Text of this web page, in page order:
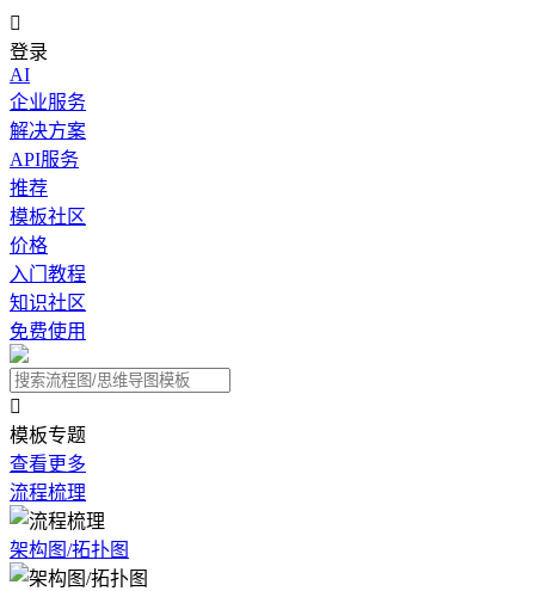

登录
AI
企业服务
解决方案
API服务
推荐
模板社区
价格
入门教程
知识社区
免费使用

模板专题
查看更多
流程梳理
架构图/拓扑图